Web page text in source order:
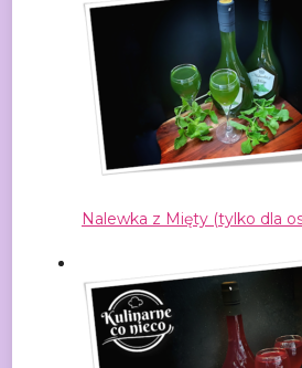
Nalewka z Mięty (tylko dla